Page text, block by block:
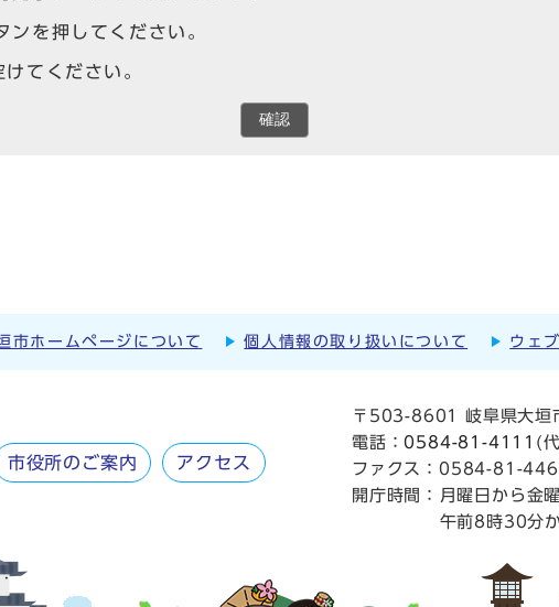
を押してください。
てください。
確認
市ホームページについて 個人情報の取り扱いについて ウェ
市役所のご案内 アクセス
〒503-8601 岐阜県大垣
電話：0584-81-4111 (
ファクス：0584-81-
開庁時間：
月曜日から金
午前8時30分